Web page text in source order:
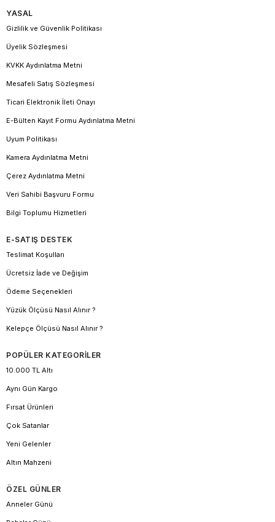
YASAL
Gizlilik ve Güvenlik Politikası
Üyelik Sözleşmesi
KVKK Aydınlatma Metni
Mesafeli Satış Sözleşmesi
Ticari Elektronik İleti Onayı
E-Bülten Kayıt Formu Aydınlatma Metni
Uyum Politikası
Kamera Aydınlatma Metni
Çerez Aydınlatma Metni
Veri Sahibi Başvuru Formu
Bilgi Toplumu Hizmetleri
E-SATIŞ DESTEK
Teslimat Koşulları
Ücretsiz İade ve Değişim
Ödeme Seçenekleri
Yüzük Ölçüsü Nasıl Alınır ?
Kelepçe Ölçüsü Nasıl Alınır ?
POPÜLER KATEGORİLER
10.000 TL Altı
Aynı Gün Kargo
Fırsat Ürünleri
Çok Satanlar
Yeni Gelenler
Altın Mahzeni
ÖZEL GÜNLER
Anneler Günü